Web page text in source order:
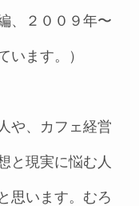
、２００９年〜
います。）
や、カフェ経営
と現実に悩む人
思います。むろ